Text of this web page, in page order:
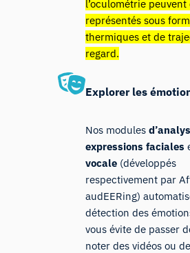
l’oculométrie
représentés sous
thermiques et de
regard.
Explorer les
Nos modules
expressions faciales
vocale (développés
respectivement par
audEERing)
détection des
vous évite de passer
noter des vidéos ou